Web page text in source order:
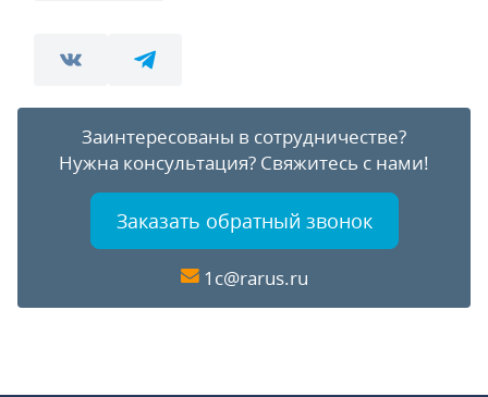
Заинтересованы в сотрудничестве?
Нужна консультация? Свяжитесь с нами!
Заказать обратный звонок
1c@rarus.ru